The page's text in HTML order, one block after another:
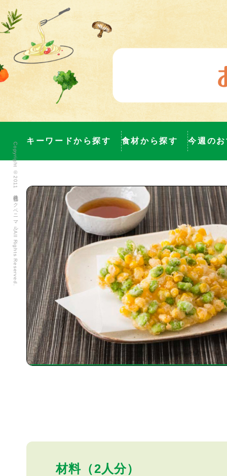
キーワードから探す 食材から探す 今週の
材料（2人分）
Copyright ©2011 株式会社ヨークベニマル All Rights Reserved.